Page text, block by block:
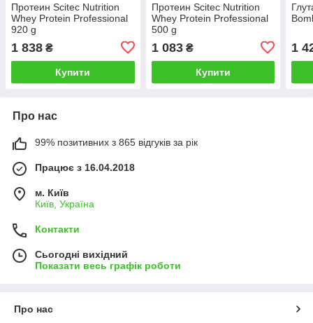
Протеин Scitec Nutrition
Whey Protein Professional
920 g
1 838 ₴
Купити
Протеин Scitec Nutrition
Whey Protein Professional
500 g
1 083₴
Купити
1
Про нас
99% позитивних з 865 відгуків за рік
Працює з 16.04.2018
м. Київ
Київ, Україна
Контакти
Сьогодні вихідний
Показати весь графік роботи
Про нас